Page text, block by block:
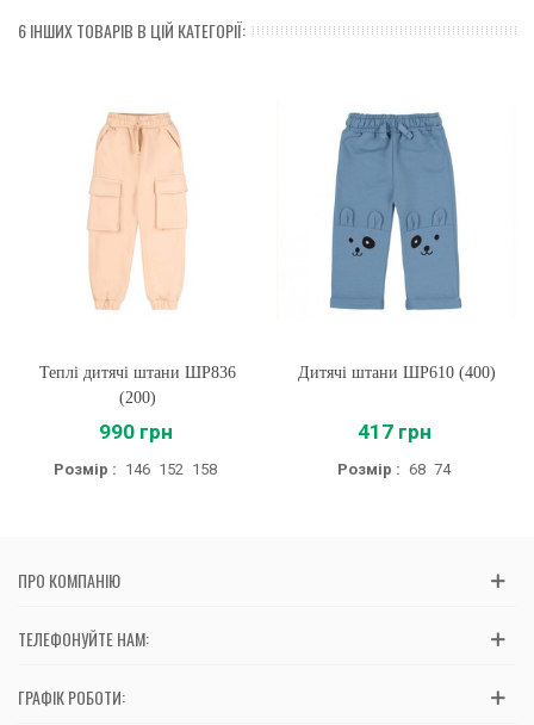
6 ІНШИХ ТОВАРІВ В ЦІЙ КАТЕГОРІЇ:
Теплі дитячі штани ШР836
(200)
990 грн
Розмір : 146 152 158
Дитячі штани ШР610 (400)
417 грн
Розмір : 68 74
ПРО КОМПАНІЮ
ТЕЛЕФОНУЙТЕ НАМ:
ГРАФІК РОБОТИ: